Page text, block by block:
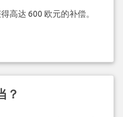
高达 600 欧元的补偿。
？